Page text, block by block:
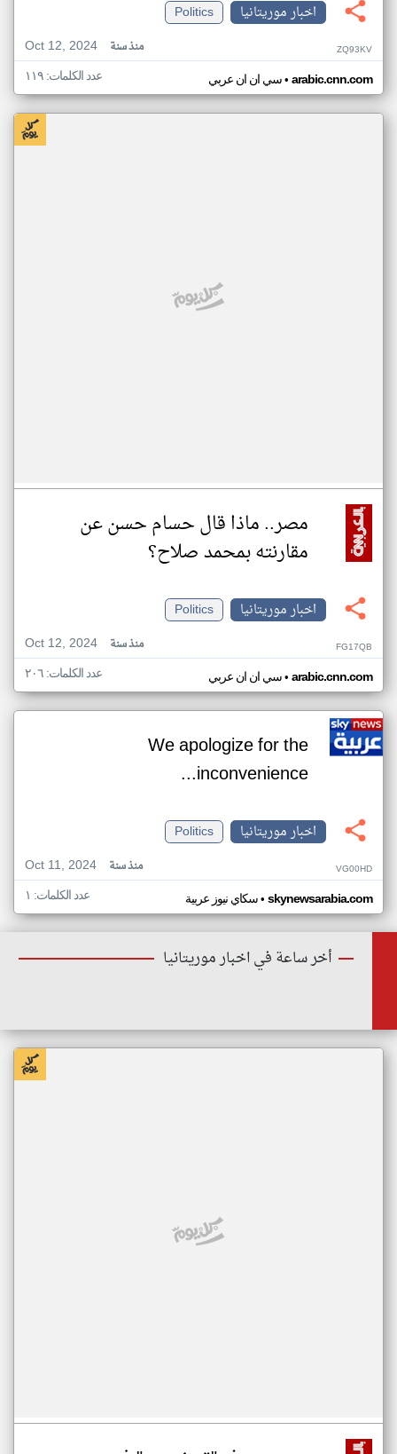
اخبار موريتانيا
Politics
Oct 12, 2024
منذ سنة ZQ93KV
سي ان ان عربي• arabic.cnn.com عدد الكلمات: ١١٩
مصر.. ماذا قال حسام حسن عن
مقارنته بمحمد صلاح؟
اخبار موريتانيا
Politics
Oct 12, 2024
منذ سنة FG17QB
سي ان ان عربي• arabic.cnn.com عدد الكلمات: ٢٠٦
We apologize for the
inconvenience...
اخبار موريتانيا
Politics
Oct 11, 2024
منذ سنة VG00HD
سكاي نيوز عربية• skynewsarabia.com عدد الكلمات: ١
أخر ساعة في اخبار موريتانيا